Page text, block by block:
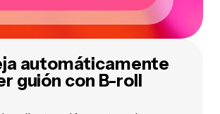
automáticamente
guión con B-roll